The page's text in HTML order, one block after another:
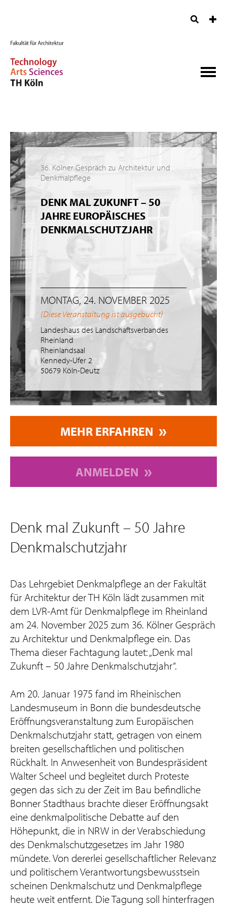
36. Kölner Gespräch zu Architektur und
Denkmalpflege
DENK MAL ZUKUNFT – 50
JAHRE EUROPÄISCHES
DENKMALSCHUTZJAHR
MONTAG, 24. NOVEMBER 2025
(Diese Veranstaltung ist ausgebucht)
Landeshaus des Landschaftsverbandes
Rheinland
Rheinlandsaal
Kennedy-Ufer 2
50679 Köln-Deutz
MEHR ERFAHREN
ANMELDEN
Denk mal Zukunft – 50 Jahre
Denkmalschutzjahr
Das Lehrgebiet Denkmalpflege an der Fakultät
für Architektur der TH Köln lädt zusammen mit
dem LVR-Amt für Denkmalpflege im Rheinland
am 24. November 2025 zum 36. Kölner Gespräch
zu Architektur und Denkmalpflege ein. Das
Thema dieser Fachtagung lautet: „Denk mal
Zukunft – 50 Jahre Denkmalschutzjahr“.
Am 20. Januar 1975 fand im Rheinischen
Landesmuseum in Bonn die bundesdeutsche
Eröffnungsveranstaltung zum Europäischen
Denkmalschutzjahr statt, getragen von einem
breiten gesellschaftlichen und politischen
Rückhalt. In Anwesenheit von Bundespräsident
Walter Scheel und begleitet durch Proteste
gegen das sich zu der Zeit im Bau befindliche
Bonner Stadthaus brachte dieser Eröffnungsakt
eine denkmalpolitische Debatte auf den
Höhepunkt, die in NRW in der Verabschiedung
des Denkmalschutzgesetzes im Jahr 1980
mündete. Von dererlei gesellschaftlicher Relevanz
und politischem Verantwortungsbewusstsein
scheinen Denkmalschutz und Denkmalpflege
heute weit entfernt. Die Tagung soll hinterfragen